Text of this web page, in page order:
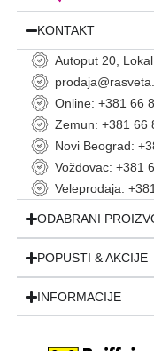
KONTAKT
Autoput 20,
Online: +381 66
Zemun: +381 66
Novi Beograd:
Voždovac: +381
Veleprodaja:
ODABRANI
POPUSTI & AKCIJE
INFORMACIJE